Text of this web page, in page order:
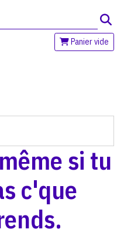
Panier vide
si tu
c'que